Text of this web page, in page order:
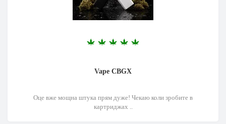
Vape CBGX
Оце вже мощна штука прям дуже! Чекаю коли зробите в
картриджах ..